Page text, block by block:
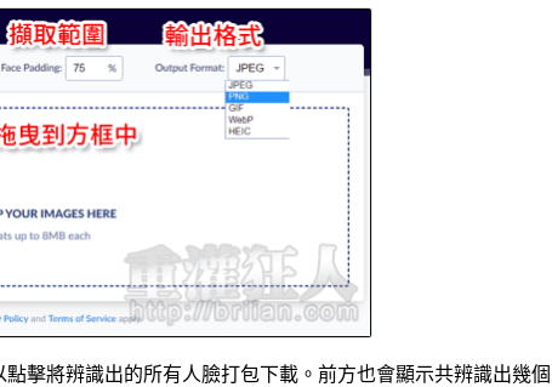
擊將辨識出的所有人臉打包下載。前方也會顯示共辨識出幾